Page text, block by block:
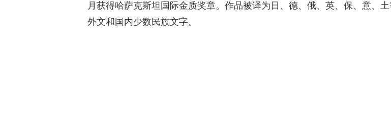
月获得哈萨克斯坦国际金质奖章。作品被译为日、德、俄、英、保、意、
外文和国内少数民族文字。